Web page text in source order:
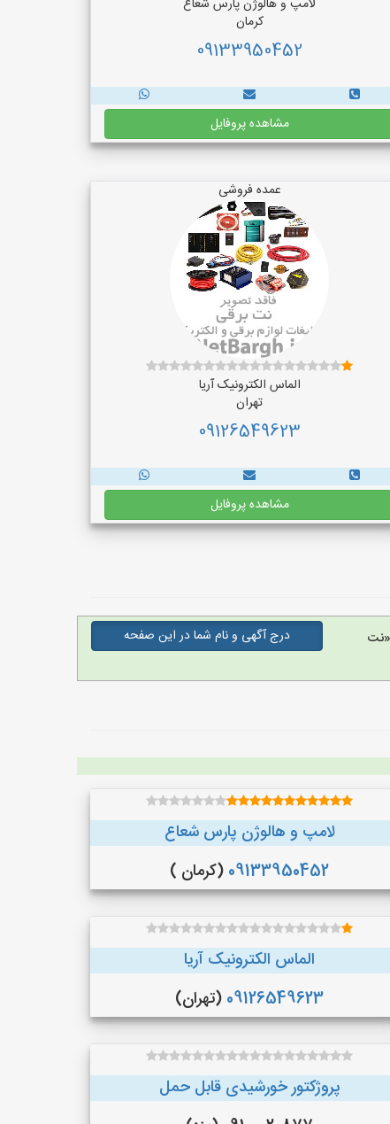
لامپ و هالوژن پارس شعاع
کرمان
09133950452
مشاهده پروفایل
عمده فروشی
الماس الکترونیک آریا
تهران
09126549623
مشاهده پروفایل
درج آگهی و نام شما در این صفحه
لامپ و هالوژن پارس شعاع
09133950452 (کرمان )
الماس الکترونیک آریا
09126549623 (تهران)
پروژکتور خورشیدی قابل حمل